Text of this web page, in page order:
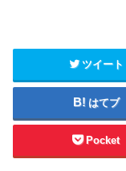
ツイート
はてブ
Pocket